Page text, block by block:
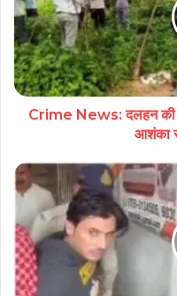
Crime News: दलहन की
आशंका